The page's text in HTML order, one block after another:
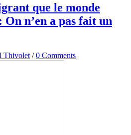
que le monde
n’en a pas fait un
Thivolet /0 Comments